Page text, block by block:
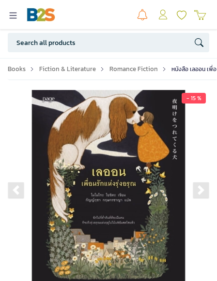
Books Fiction & Literature Romance Fiction หนังสือ เลออน เ
- 15 %
Previous slide